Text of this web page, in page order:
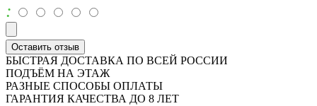
:
Оставить отзыв
БЫСТРАЯ ДОСТАВКА ПО ВСЕЙ РОССИИ
ПОДЪЁМ НА ЭТАЖ
РАЗНЫЕ СПОСОБЫ ОПЛАТЫ
ГАРАНТИЯ КАЧЕСТВА ДО 8 ЛЕТ